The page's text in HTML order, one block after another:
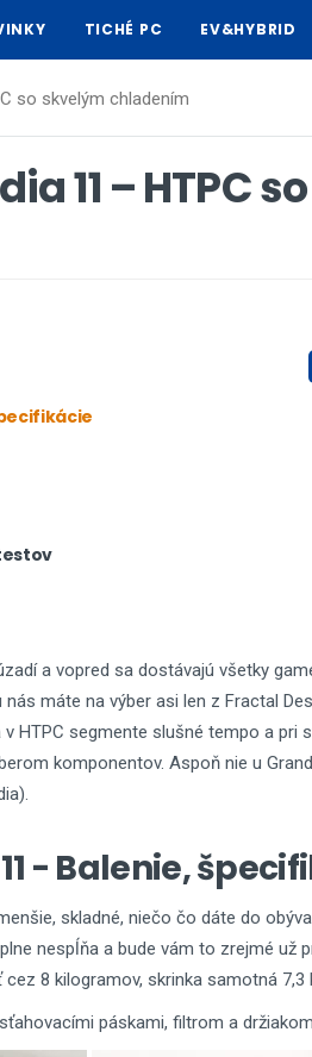
TICHÉ PC EV&HYBRID
so skvelým chladením
11 – HTPC
a vopred sa dostávajú všetky
máte na výber asi len z Fractal
HTPC segmente slušné tempo a pri
komponentov. Aspoň nie u
- Balenie,
skladné, niečo čo dáte do
nespĺňa a bude vám to zrejmé už
8 kilogramov, skrinka samotná 7,3
páskami, filtrom a